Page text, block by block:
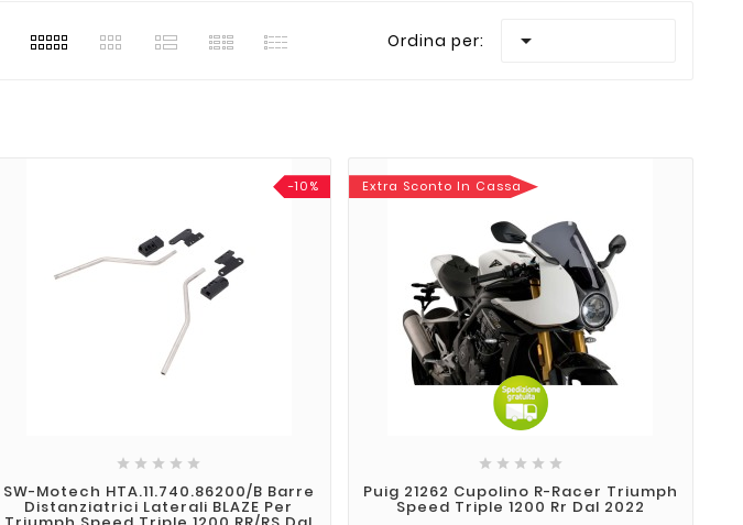
Ordina per: 
-10%
    
SW-Motech HTA.11.740.86200/B Barre
Distanziatrici Laterali BLAZE Per
Extra Sconto In Cassa
    
Puig 21262 Cupolino R-Racer Triumph
Speed Triple 1200 Rr Dal 2022